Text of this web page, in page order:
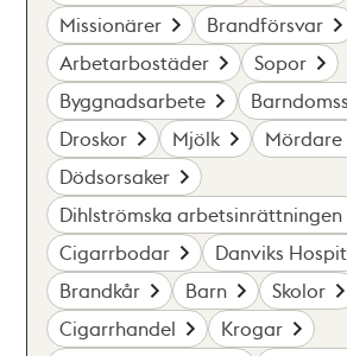
Missionärer
Brandförsvar
Arbetarbostäder
Sopor
Byggnadsarbete
Droskor
Mjölk
Mördare
Dödsorsaker
Dihlströmska arbetsinrättningen
Cigarrbodar
Danviks
Brandkår
Barn
Skolor
Cigarrhandel
Krogar